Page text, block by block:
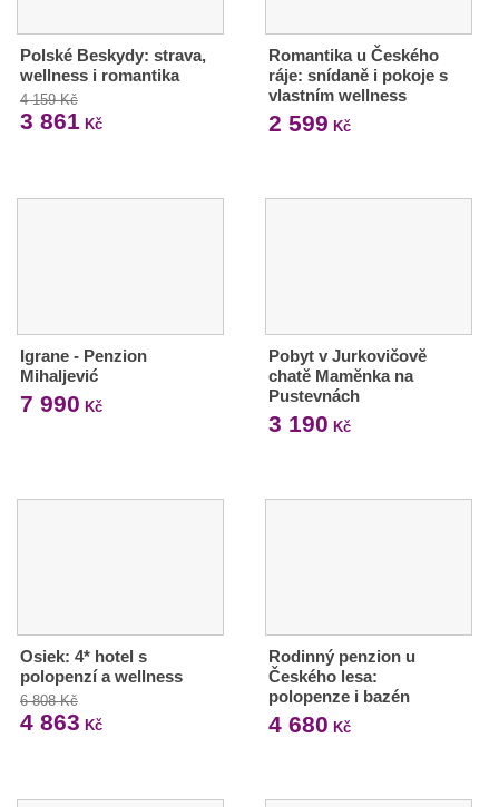
Polské Beskydy: strava,
wellness i romantika
4 159 Kč
3 861 Kč
Romantika u Českého
ráje: snídaně i pokoje s
vlastním wellness
2 599 Kč
Igrane - Penzion
Mihaljević
7 990 Kč
Pobyt v Jurkovičově
chatě Maměnka na
Pustevnách
3 190 Kč
Osiek: 4* hotel s
polopenzí a wellness
6 808 Kč
4 863 Kč
Rodinný penzion u
Českého lesa:
polopenze i bazén
4 680 Kč